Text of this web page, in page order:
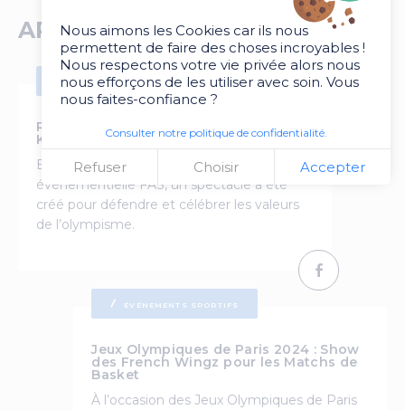
Nous aimons les Cookies car ils nous
permettent de faire des choses incroyables !
Nous respectons votre vie privée alors nous
nous efforçons de les utiliser avec soin. Vous
nous faites-confiance ?
Consulter notre politique de confidentialité.
Refuser Choisir Accepter
ARTICLES SIMILAIRES
ÉVÉNEMENTS SPORTIFS
Retour sur la Soirée Spectacle au
KindArena de Rouen
En partenariat avec l’agence
événementielle FAS, un spectacle a été
créé pour défendre et célébrer les valeurs
de l’olympisme.
ÉVÉNEMENTS SPORTIFS
Jeux Olympiques de Paris 2024 : Show
des French Wingz pour les Matchs de
Basket
À l’occasion des Jeux Olympiques de Paris